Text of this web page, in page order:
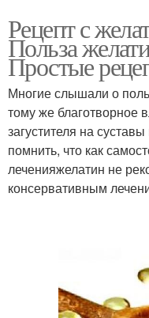
Рецепт с
Польза
Простые
Многие слышали о
тому же благотворное
загустителя на
помнить, что как
леченияжелатин не
консервативным